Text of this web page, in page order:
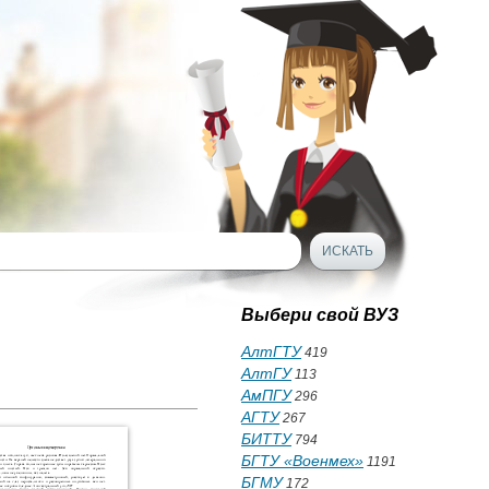
Выбери свой ВУЗ
АлтГТУ419
АлтГУ113
АмПГУ296
АГТУ267
БИТТУ794
БГТУ «Военмех» 1191
БГМУ172